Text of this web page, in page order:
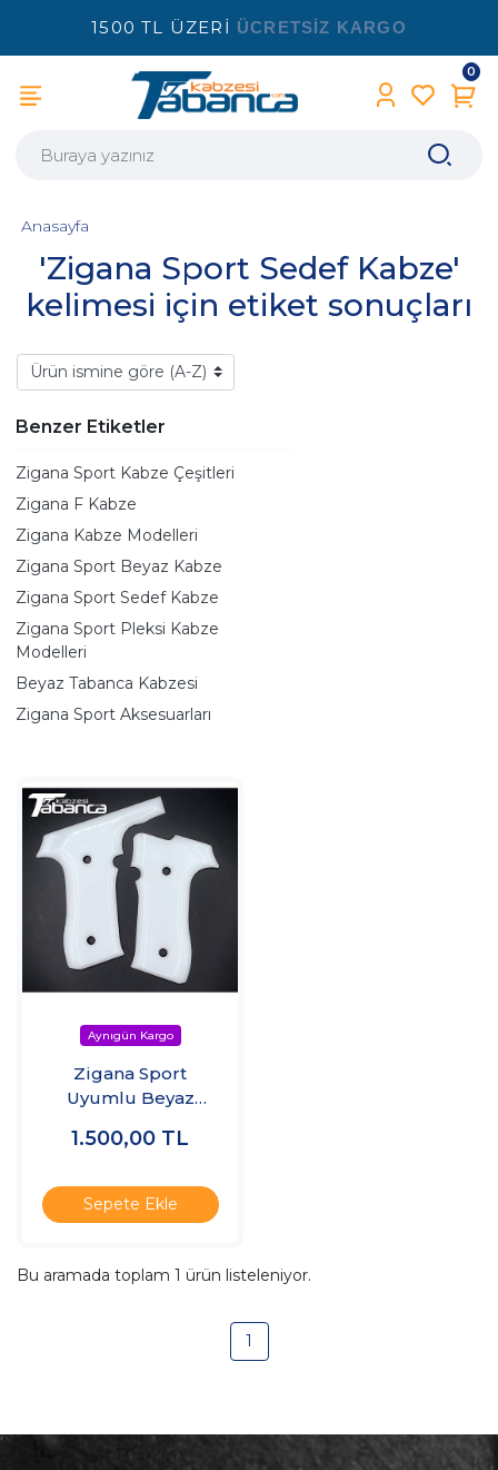
1500 TL ÜZERİ ÜCRETSİZ KARGO
0
'Zigana Sport Sedef Kabze'
kelimesi için etiket sonuçları
Anasayfa
Benzer Etiketler
Zigana Sport Kabze Çeşitleri
Zigana F Kabze
Zigana Kabze Modelleri
Zigana Sport Beyaz Kabze
Zigana Sport Sedef Kabze
Zigana Sport Pleksi Kabze
Modelleri
Beyaz Tabanca Kabzesi
Zigana Sport Aksesuarları
Zigana Sport
Uyumlu Beyaz
1.500,00 TL
Sepete Ekle
Bu aramada toplam 1 ürün listeleniyor.
1